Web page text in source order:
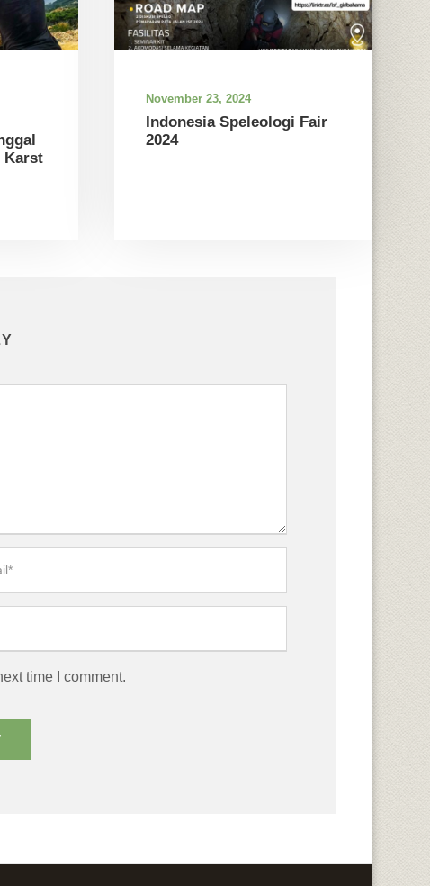
Karst
November 23, 2024
Indonesia Speleologi Fair
2024
time I comment.